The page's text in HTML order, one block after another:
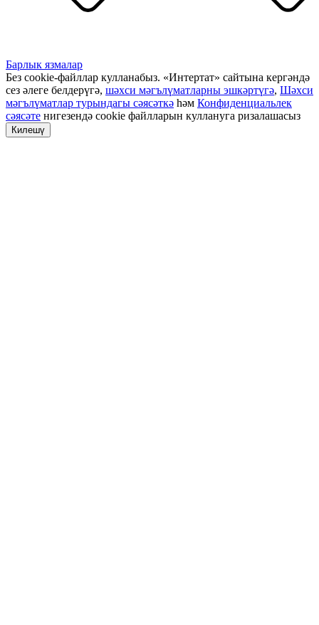
Барлык язмалар
Без cookie-файллар кулланабыз. «Интертат» сайтына кергәндә
сез әлеге белдерүгә, шәхси мәгълүматларны эшкәртүгә, Шәхси
мәгълүматлар турындагы сәясәткә һәм Конфиденциальлек
сәясәте нигезендә cookie файлларын куллануга ризалашасыз
Килешү